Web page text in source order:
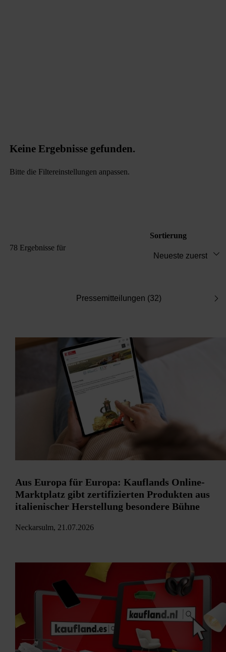
Keine Ergebnisse gefunden.
Bitte die Filtereinstellungen anpassen.
78 Ergebnisse für
Sortierung
Pressemitteilungen (32)
Aus Europa für Europa: Kauflands Online-
Marktplatz gibt zertifizierten Produkten aus
italienischer Herstellung besondere Bühne
Neckarsulm, 21.07.2026